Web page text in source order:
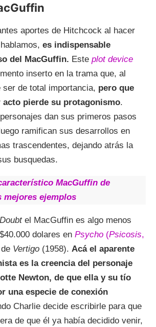
aportes de Hitchcock al hacer
es indispensable
del MacGuffin. Este plot device
inserto en la trama que, al
ser de total importancia, pero que
acto pierde su protagonismo.
dan sus primeros pasos
ramifican sus desarrollos en
trascendentes, dejando atrás la
busquedas.
MacGuffin de
mejores ejemplos
el MacGuffin es algo menos
dolares en Psycho (Psicosis,
Vertigo (1958). Acá el aparente
es la creencia del personaje
Newton, de que ella y su tío
una especie de conexión
Charlie decide escribirle para que
de que él ya había decidido venir,